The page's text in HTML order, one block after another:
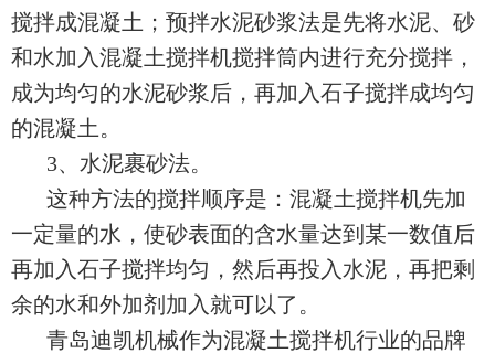
搅拌成混凝土；预拌水泥砂浆法是先将水泥、砂
和水加入混凝土搅拌机搅拌筒内进行充分搅拌，
成为均匀的水泥砂浆后，再加入石子搅拌成均匀
的混凝土。
3、水泥裹砂法。
这种方法的搅拌顺序是：混凝土搅拌机先加
一定量的水，使砂表面的含水量达到某一数值后
再加入石子搅拌均匀，然后再投入水泥，再把剩
余的水和外加剂加入就可以了。
青岛迪凯机械作为混凝土搅拌机行业的品牌